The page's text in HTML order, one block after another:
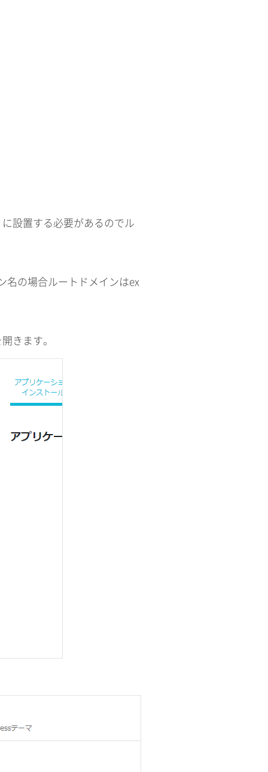
設置する必要があるのでル
の場合ルートドメインはex
きます。